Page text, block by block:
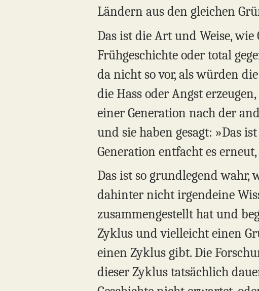
Ländern aus den gleichen
Das ist die Art und Weise, wie
Frühgeschichte oder total
da nicht so vor, als würden
die Hass oder Angst
einer Generation nach der
und sie haben gesagt: »Das
Generation entfacht es
Das ist so grundlegend wahr,
dahinter nicht irgendeine
zusammengestellt hat und
Zyklus und vielleicht einen
einen Zyklus gibt. Die
dieser Zyklus tatsächlich